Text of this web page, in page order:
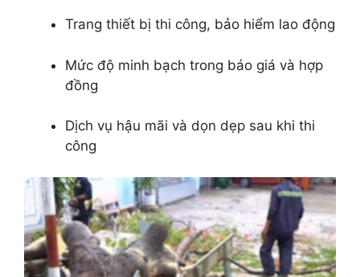
Trang thiết bị thi công, bảo hiểm lao động
Mức độ minh bạch trong báo giá và hợp
đồng
Dịch vụ hậu mãi và dọn dẹp sau khi thi
công